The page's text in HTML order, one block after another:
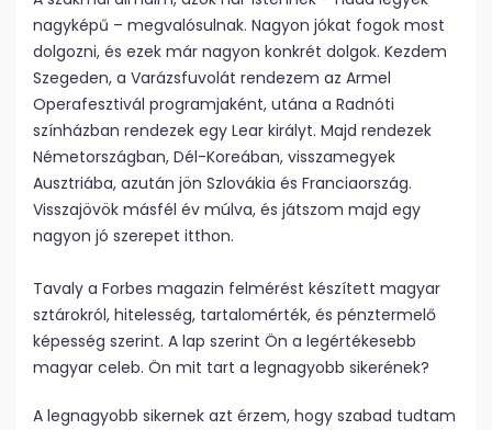
nagyképű – megvalósulnak. Nagyon jókat fogok most
dolgozni, és ezek már nagyon konkrét dolgok. Kezdem
Szegeden, a Varázsfuvolát rendezem az Armel
Operafesztivál programjaként, utána a Radnóti
színházban rendezek egy Lear királyt. Majd rendezek
Németországban, Dél-Koreában, visszamegyek
Ausztriába, azután jön Szlovákia és Franciaország.
Visszajövök másfél év múlva, és játszom majd egy
nagyon jó szerepet itthon.
Tavaly a Forbes magazin felmérést készített magyar
sztárokról, hitelesség, tartalomérték, és pénztermelő
képesség szerint. A lap szerint Ön a legértékesebb
magyar celeb. Ön mit tart a legnagyobb sikerének?
A legnagyobb sikernek azt érzem, hogy szabad tudtam